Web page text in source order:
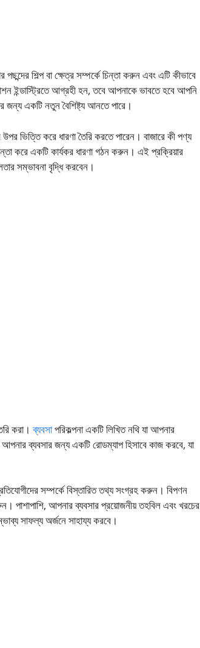
শিল্প বা ক্ষেত্র সম্পর্কে চিন্তা করুন এবং এটি কীভাবে
ইন্ডাস্ট্রিতে আগ্রহী হন, তবে আপনাকে ভাবতে হবে আপনি
জন্য একটি নতুন বৈশিষ্ট্য আনতে পারে।
ভিত্তি করে ধারণা তৈরি করতে পারেন। বাজারে কী পণ্য
করে একটি কার্যকর ধারণা গঠন করুন। এই প্রক্রিয়ার
সম্ভাবনা বৃদ্ধি করবেন।
করা। ব্যবসাপরিকল্পনা একটি লিখিত নথি যা আপনার
ব্যবসার জন্য একটি রোডম্যাপ হিসাবে কাজ করবে, যা
সম্পর্কে বিস্তারিত তথ্য সংগ্রহ করুন। বিপণন
পাশাপাশি, আপনার ব্যবসার প্রয়োজনীয় তহবিল এবং খরচের
সাফল্য অর্জনে সাহায্য করবে।